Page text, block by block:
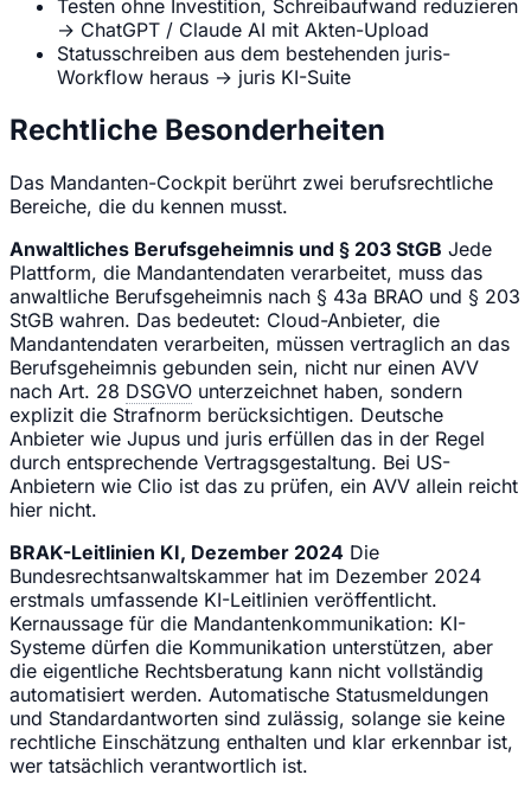
Testen ohne Investition, Schreibaufwand reduzieren
→ ChatGPT / Claude AI mit Akten-Upload
Statusschreiben aus dem bestehenden juris-
Workflow heraus → juris KI-Suite
Rechtliche Besonderheiten
Das Mandanten-Cockpit berührt zwei berufsrechtliche
Bereiche, die du kennen musst.
Anwaltliches Berufsgeheimnis und § 203 StGB Jede
Plattform, die Mandantendaten verarbeitet, muss das
anwaltliche Berufsgeheimnis nach § 43a BRAO und § 203
StGB wahren. Das bedeutet: Cloud-Anbieter, die
Mandantendaten verarbeiten, müssen vertraglich an das
Berufsgeheimnis gebunden sein, nicht nur einen AVV
nach Art. 28 DSGVO unterzeichnet haben, sondern
explizit die Strafnorm berücksichtigen. Deutsche
Anbieter wie Jupus und juris erfüllen das in der Regel
durch entsprechende Vertragsgestaltung. Bei US-
Anbietern wie Clio ist das zu prüfen, ein AVV allein reicht
hier nicht.
BRAK-Leitlinien KI, Dezember 2024 Die
Bundesrechtsanwaltskammer hat im Dezember 2024
erstmals umfassende KI-Leitlinien veröffentlicht.
Kernaussage für die Mandantenkommunikation: KI-
Systeme dürfen die Kommunikation unterstützen, aber
die eigentliche Rechtsberatung kann nicht vollständig
automatisiert werden. Automatische Statusmeldungen
und Standardantworten sind zulässig, solange sie keine
rechtliche Einschätzung enthalten und klar erkennbar ist,
wer tatsächlich verantwortlich ist.